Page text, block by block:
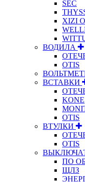
SEC
XIZI
ВОДИЛА
OTIS
ВСТАВКИ
KONE
OTIS
ВТУЛКИ
OTIS
ПО
ЩЛЗ